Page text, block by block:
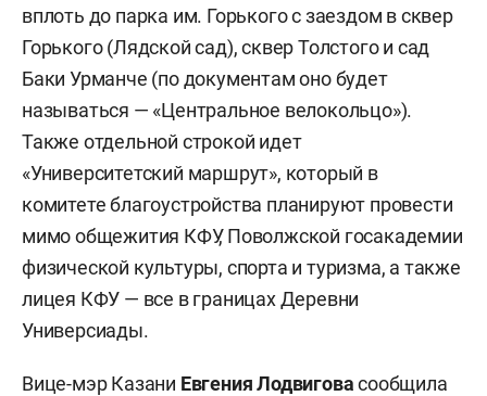
вплоть до парка им. Горького с заездом в сквер
Горького (Лядской сад), сквер Толстого и сад
Баки Урманче (по документам оно будет
называться — «Центральное велокольцо»).
Также отдельной строкой идет
«Университетский маршрут», который в
комитете благоустройства планируют провести
мимо общежития КФУ, Поволжской госакадемии
физической культуры, спорта и туризма, а также
лицея КФУ — все в границах Деревни
Универсиады.
Вице-мэр Казани Евгения Лодвиговасообщила